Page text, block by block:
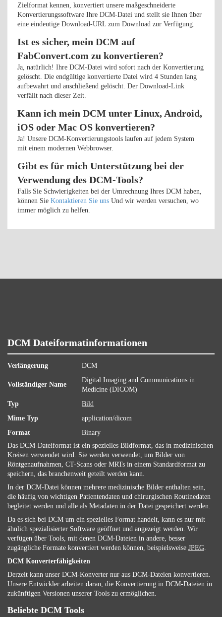
Zielformat kennen, konvertiert unsere maßgeschneiderte
Konvertierungssoftware Ihre DCM-Datei und stellt sie Ihnen über
eine eindeutige Download-URL zum Download zur Verfügung.
Ist es sicher, mein DCM auf
FabConvert.com zu konvertieren?
Ja, natürlich! Ihre DCM-Datei wird sofort nach der Konvertierung
gelöscht. Die endgültige konvertierte Datei wird 4 Stunden lang
aufbewahrt und anschließend gelöscht. Der Download-Link
verfällt nach dieser Zeit.
Kann ich mein DCM unter Linux, Android,
iOS oder Mac OS konvertieren?
Ja! Unsere DCM-Konvertierungstools laufen auf jedem System
mit einem modernen Webbrowser.
Gibt es für mich Unterstützung bei der
Verwendung des DCM-Tools?
Falls Sie Schwierigkeiten bei der Umrechnung Ihres DCM haben,
können Sie Kontaktieren Sie uns Und wir werden versuchen, wo
immer möglich zu helfen.
DCM Dateiformatinformationen
Verlängerung DCM
Vollständiger Name
Digital Imaging and Communications in
Medicine (DICOM)
Typ
Bild
Mime Typ
application/dicom
Format
Binary
Das DCM-Dateiformat ist ein spezielles Bildformat, das in medizinischen
Kreisen verwendet wird. Sie werden verwendet, um Bilder von
Röntgenaufnahmen, CT-Scans oder MRTs in einem Standardformat zu
speichern, das branchenweit geteilt werden kann.
In der DCM-Datei können mehrere medizinische Bilder enthalten sein,
die häufig von wichtigen Patientendaten und chirurgischen Routinedaten
begleitet werden und alle als Metadaten in der Datei gespeichert werden.
Da es sich bei DCM um ein spezielles Format handelt, kann es nur mit
ähnlich spezialisierter Software geöffnet und angezeigt werden. Wir
verfügen über Tools, mit denen DCM-Dateien in andere, besser
zugängliche Formate konvertiert werden können, beispielsweise JPEG.
DCM Konverterfähigkeiten
Derzeit kann unser DCM-Konverter nur aus DCM-Dateien konvertieren.
Unsere Entwickler arbeiten daran, die Konvertierung in DCM-Dateien in
zukünftigen Versionen unserer Tools zu ermöglichen.
Beliebte DCM Tools